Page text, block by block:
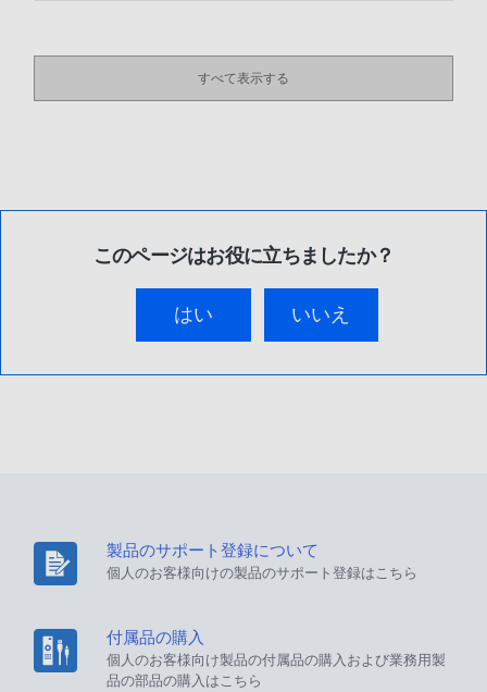
すべて表示する
このページはお役に立ちましたか？
はい いいえ
製品のサポート登録について
個人のお客様向けの製品のサポート登録はこちら
付属品の購入
個人のお客様向け製品の付属品の購入および業務用製
品の部品の購入はこちら